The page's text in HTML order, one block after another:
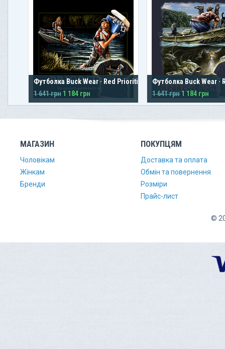
Футболка Buck Wear · Red Priorities
1 641 грн 1 184 грн
Футболка Buck Wear ·
1 641 грн 1 184 грн
МАГАЗИН
Чоловікам
Жінкам
Бренди
ПОКУПЦЯМ
Доставка та оплата
Обмін та повернення
Розміри
Прайс-лист
©